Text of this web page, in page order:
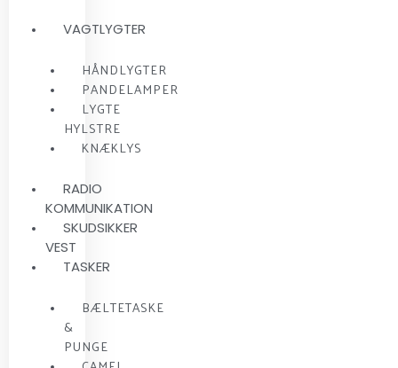
VAGTLYGTER
HÅNDLYGTER
PANDELAMPER
LYGTE
HYLSTRE
KNÆKLYS
RADIO
KOMMUNIKATION
SKUDSIKKER
VEST
TASKER
BÆLTETASKE
&
PUNGE